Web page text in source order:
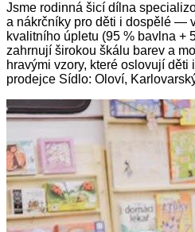
Jsme rodinná šicí dílna
a nákrčníky pro děti i dospělé —
kvalitního úpletu (95 % bavlna +
zahrnují širokou škálu barev a
hravými vzory, které oslovují děti
prodejce Sídlo: Oloví,